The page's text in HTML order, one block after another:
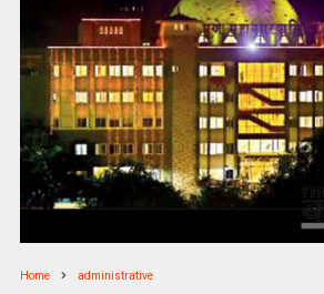
Home administrative